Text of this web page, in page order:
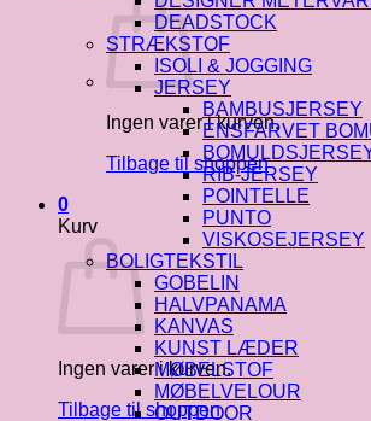
Ingen varer i kurven.
Tilbage til shoppen
0
Kurv
Ingen varer i kurven.
Tilbage til shoppen
DEADSTOCK
STRÆKSTOF
ISOLI & JOGGING
JERSEY
BAMBUSJERSEY
ENSFARVET
RIB-JERSEY
POINTELLE
PUNTO
VISKOSEJERSEY
BOLIGTEKSTIL
GOBELIN
HALVPANAMA
KANVAS
KUNST LÆDER
MØBELSTOF
MØBELVELOUR
OUTDOOR